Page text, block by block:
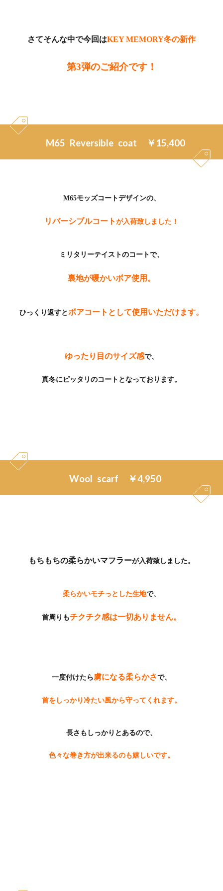
さてそんな中で今回はKEY MEMORY冬の新作
第3弾のご紹介です！
M65 Reversible coat ￥15,400
M65モッズコートデザインの、
リバーシブルコート が入荷致しました！
ミリタリーテイストのコートで、
裏地が暖かいボア使用。
ひっくり返すとボアコートとして使用いただけます。
ゆったり目のサイズ感で、
真冬にピッタリのコートとなっております。
Wool scarf ￥4,950
もちもちの柔らかいマフラーが入荷致しました。
柔らかいモチっとした生地で、
首周りもチクチク感は一切ありません。
一度付けたら虜になる柔らかさで、
首をしっかり冷たい風から守ってくれます。
長さもしっかりとあるので、
色々な巻き方が出来るのも嬉しいです。